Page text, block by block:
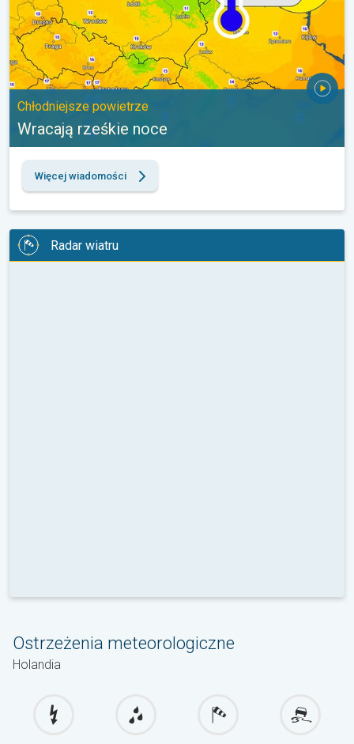
Chłodniejsze powietrze
Wracają rześkie noce
Więcej wiadomości
Radar wiatru
Ostrzeżenia meteorologiczne
Holandia